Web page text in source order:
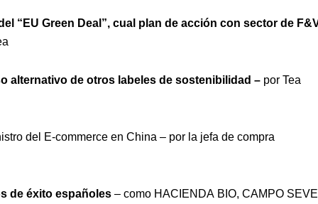
“EU Green Deal”, cual plan de acción con sector de
alternativo de otros labeles de sostenibilidad – por Tea
del E-commerce en China – por la jefa de compra
de éxito españoles – como HACIENDA BIO, CAMPO